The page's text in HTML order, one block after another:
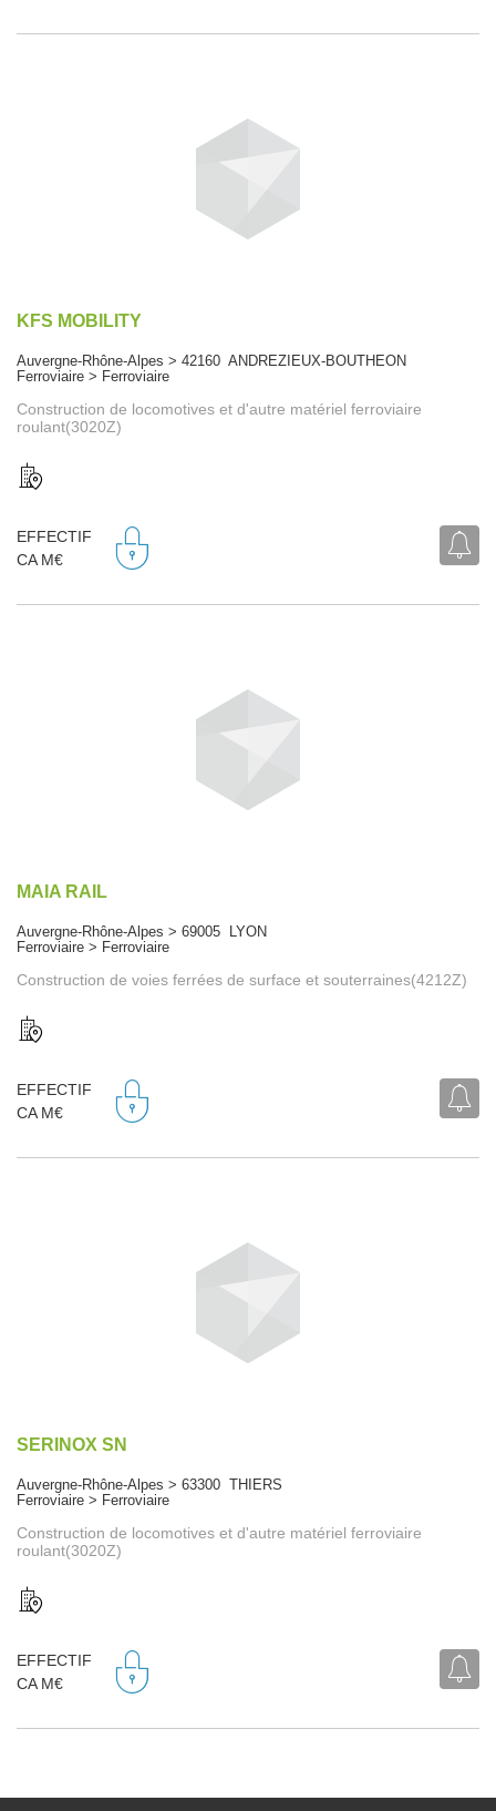
KFS MOBILITY
Auvergne-Rhône-Alpes > 42160 ANDREZIEUX-BOUTHEON
Ferroviaire > Ferroviaire
Construction de locomotives et d'autre matériel ferroviaire
roulant(3020Z)
EFFECTIF
CA M€
MAIA RAIL
Auvergne-Rhône-Alpes > 69005 LYON
Ferroviaire > Ferroviaire
Construction de voies ferrées de surface et souterraines(4212Z)
EFFECTIF
CA M€
SERINOX SN
Auvergne-Rhône-Alpes > 63300 THIERS
Ferroviaire > Ferroviaire
Construction de locomotives et d'autre matériel ferroviaire
roulant(3020Z)
EFFECTIF
CA M€